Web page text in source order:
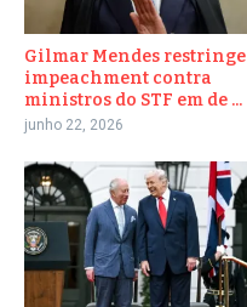
Gilmar Mendes restringe
impeachment contra
ministros do STF em de ...
junho 22, 2026